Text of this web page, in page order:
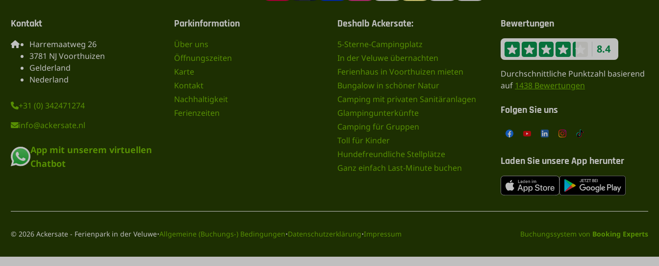
Kontakt
Harremaatweg 26
3781 NJ Voorthuizen
Gelderland
Nederland
+31 (0) 342471274
info@ackersate.nl
App mit unserem virtuellen
Chatbot
Parkinformation
Über uns
Öffnungszeiten
Karte
Kontakt
Nachhaltigkeit
Ferienzeiten
Deshalb Ackersate:
5-Sterne-Campingplatz
In der Veluwe übernachten
Ferienhaus in Voorthuizen mieten
Bungalow in schöner Natur
Camping mit privaten Sanitäranlagen
Glampingunterkünfte
Camping für Gruppen
Toll für Kinder
Hundefreundliche Stellplätze
Ganz einfach Last-Minute buchen
Bewertungen
8.4
Durchschnittliche Punktzahl basierend
auf 1438 Bewertungen
Folgen Sie uns
Laden Sie unsere App herunter
© 2026 Ackersate - Ferienpark in der Veluwe·Allgemeine (Buchungs-) Bedingungen·Datenschutzerklärung·Impressum Buchungssystem von Booking Experts